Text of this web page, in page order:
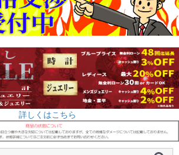
詳しくはこちら